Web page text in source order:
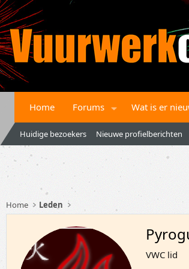
Home Forums Wat is er
Huidige bezoekers Nieuwe profielberichten
Home Leden
VWC lid